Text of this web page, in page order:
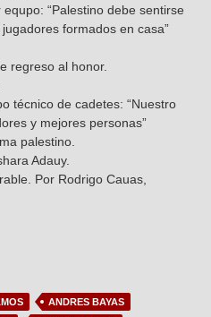
“Palestino debe sentirse
formados en casa”
regreso al honor.
técnico de cadetes: “Nuestro
y mejores personas”
palestino.
Adauy.
Por Rodrigo Cauas,
ANDRES BAYAS